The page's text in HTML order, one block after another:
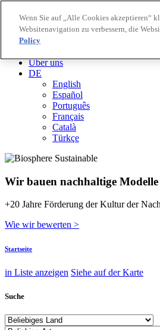
Biosphere Reiseziele
Biosphere Unternehmen
Über uns
DE
English
Español
Português
Français
Català
Türkçe
Wir bauen nachhaltige
+20 Jahre Förderung der Kultur der
Wie wir bewerten >
Startseite
in Liste anzeigen Siehe auf der Karte
Suche
Wenn Sie auf „Alle Cookies akzeptieren“
Websitenavigation zu verbessern, die
Policy